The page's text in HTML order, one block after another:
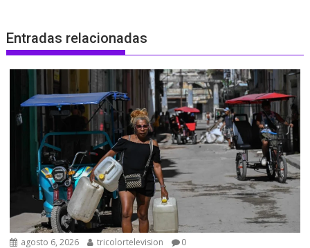
Entradas relacionadas
agosto 6, 2026 tricolortelevision 0